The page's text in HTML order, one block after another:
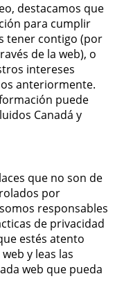
destacamos que
para cumplir
tener contigo (por
de la web), o
intereses
anteriormente.
puede
Canadá y
que no son de
por
responsables
de privacidad
estés atento
y leas las
web que pueda